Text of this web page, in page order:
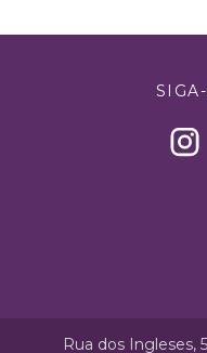
Rua dos Ingleses,